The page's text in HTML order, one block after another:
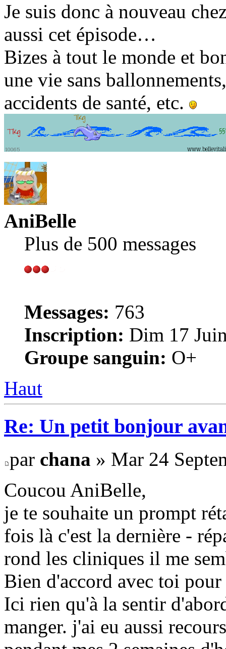
Je suis donc à nouveau
aussi cet épisode…
Bizes à tout le monde et
une vie sans
accidents de santé, etc.
AniBelle
Plus de 500 messages
Messages: 763
Inscription: Dim 17
Groupe sanguin: O+
Haut
Re: Un petit bonjour
par chana » Mar 24
Coucou AniBelle,
je te souhaite un prompt
fois là c'est la dernière -
rond les cliniques il me
Bien d'accord avec toi
Ici rien qu'à la sentir
manger. j'ai eu aussi